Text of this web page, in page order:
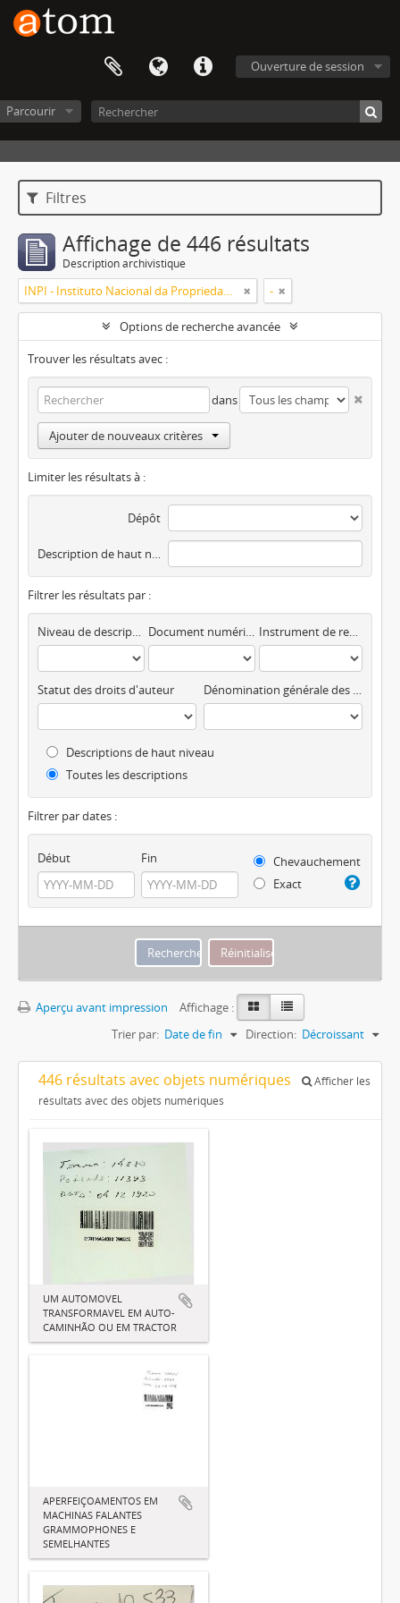
Ouverture de session
Parcourir
Filtres
Affichage de 446 résultats
Description archivistique
INPI - Instituto Nacional da Propriedade Industrial -
Options de recherche avancée
Trouver les résultats avec :
dans
Ajouter de nouveaux critères
Limiter les résultats à :
Dépôt
Description de haut niveau
Filtrer les résultats par :
Niveau de description Document numérique disponible Instrument de recherche
Statut des droits d'auteur Dénomination générale des documents
Descriptions de haut niveau
Toutes les descriptions
Filtrer par dates :
Début Fin
Chevauchement
Exact
Aperçu avant impression
Affichage :
Trier par: Date de fin Direction: Décroissant
446 résultats avec objets numériques
Afficher les
résultats avec des objets numériques
UM AUTOMOVEL
TRANSFORMAVEL EM AUTO-
CAMINHÃO OU EM TRACTOR
APERFEIÇOAMENTOS EM
MACHINAS FALANTES
GRAMMOPHONES E
SEMELHANTES